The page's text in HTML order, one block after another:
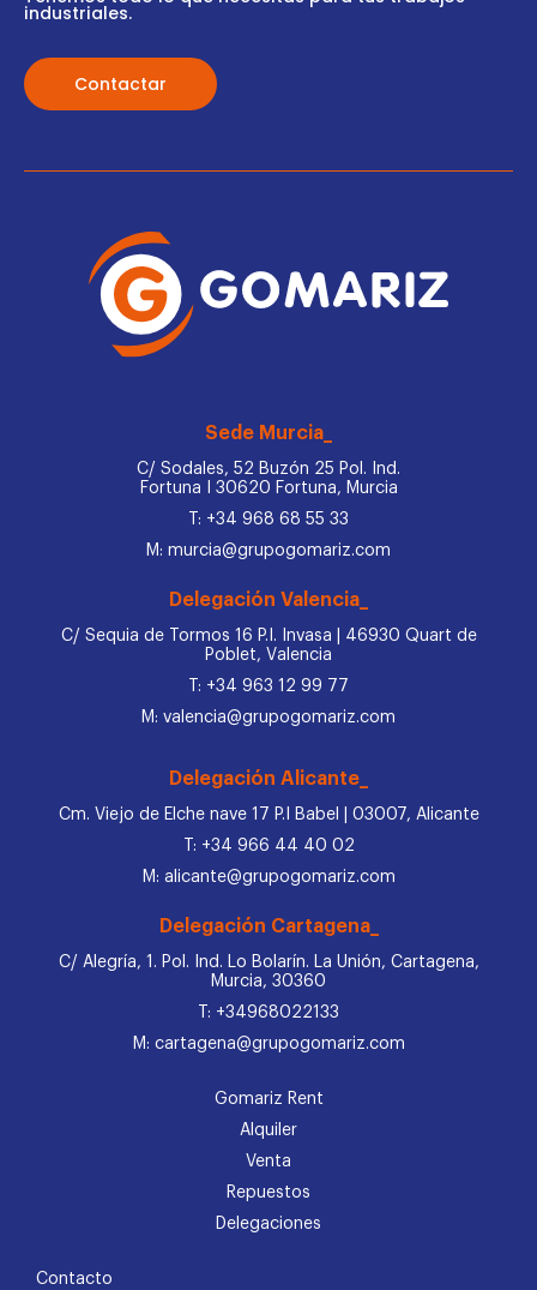
industriales.
Contactar
Sede Murcia_
C/ Sodales, 52 Buzón 25 Pol. Ind.
Fortuna I 30620 Fortuna, Murcia
T: +34 968 68 55 33
M: murcia@grupogomariz.com
Delegación Valencia_
C/ Sequia de Tormos 16 P.I. Invasa | 46930 Quart de
Poblet, Valencia
T: +34 963 12 99 77
M: valencia@grupogomariz.com
Delegación Alicante_
Cm. Viejo de Elche nave 17 P.I Babel | 03007, Alicante
T: +34 966 44 40 02
M: alicante@grupogomariz.com
Delegación Cartagena_
C/ Alegría, 1. Pol. Ind. Lo Bolarín. La Unión, Cartagena,
Murcia, 30360
T: +34968022133
M: cartagena@grupogomariz.com
Gomariz Rent
Alquiler
Venta
Repuestos
Delegaciones
Contacto